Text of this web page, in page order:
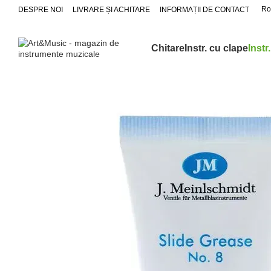
Mergi la conținutul principal
DESPRE NOI LIVRARE ȘI ACHITARE INFORMAȚII DE CONTACT Ro
Chitare Instr. cu clape